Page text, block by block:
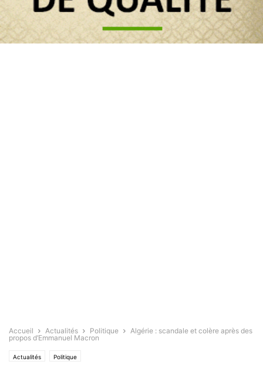
Accueil Actualités Politique
Algérie : scandale et colère après des
propos d’Emmanuel Macron
Actualités Politique